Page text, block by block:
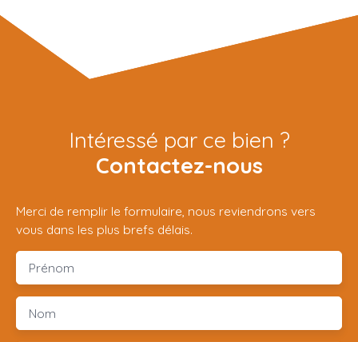
Intéressé par ce bien ?
Contactez-nous
Merci de remplir le formulaire, nous reviendrons vers
vous dans les plus brefs délais.
Prénom
Nom